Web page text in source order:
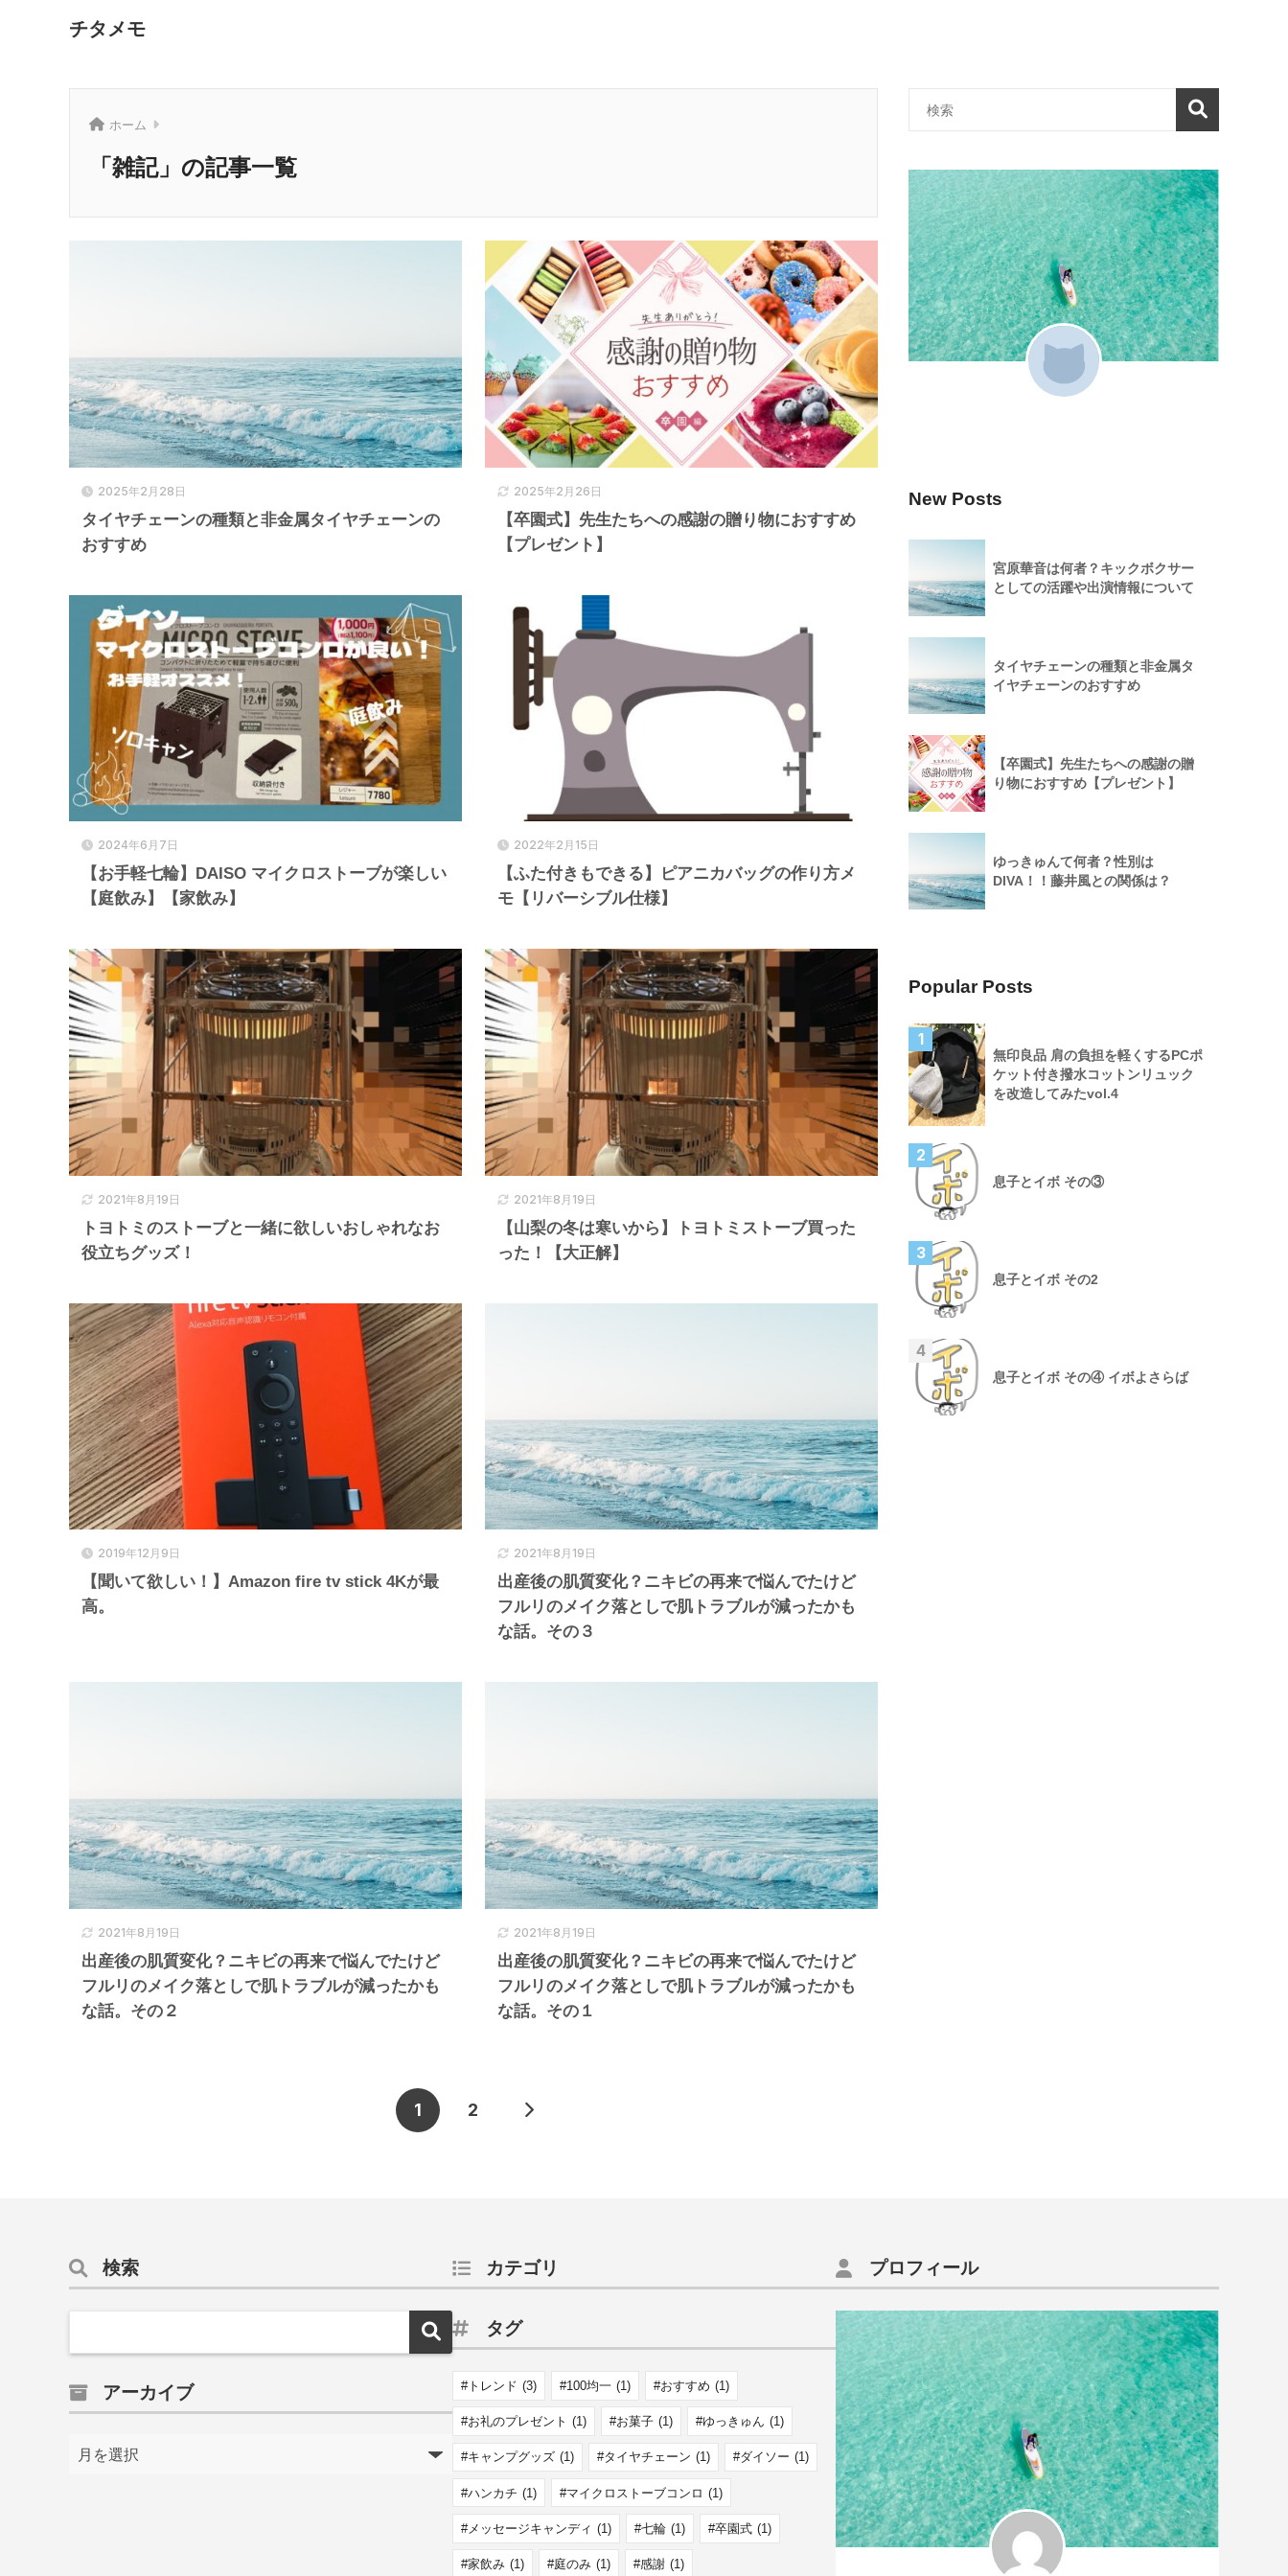
チタメモ
ホーム
「雑記」の記事一覧
2025年2月28日
タイヤチェーンの種類と非金属タイヤチェーンの
おすすめ
2025年2月26日
【卒園式】先生たちへの感謝の贈り物におすすめ
【プレゼント】
2024年6月7日
【お手軽七輪】DAISO マイクロストーブが楽しい
【庭飲み】【家飲み】
2022年2月15日
【ふた付きもできる】ピアニカバッグの作り方メ
モ【リバーシブル仕様】
2021年8月19日
トヨトミのストーブと一緒に欲しいおしゃれなお
役立ちグッズ！
2021年8月19日
【山梨の冬は寒いから】トヨトミストーブ買った
った！【大正解】
2019年12月9日
【聞いて欲しい！】Amazon fire tv stick 4Kが最
高。
2021年8月19日
出産後の肌質変化？ニキビの再来で悩んでたけど
フルリのメイク落としで肌トラブルが減ったかも
な話。その３
2021年8月19日
出産後の肌質変化？ニキビの再来で悩んでたけど
フルリのメイク落としで肌トラブルが減ったかも
な話。その２
2021年8月19日
出産後の肌質変化？ニキビの再来で悩んでたけど
フルリのメイク落としで肌トラブルが減ったかも
な話。その１
1 2
New Posts
宮原華音は何者？キックボクサー
としての活躍や出演情報について
タイヤチェーンの種類と非金属タ
イヤチェーンのおすすめ
【卒園式】先生たちへの感謝の贈
り物におすすめ【プレゼント】
ゆっきゅんて何者？性別は
DIVA！！藤井風との関係は？
Popular Posts
1
無印良品 肩の負担を軽くするPCポ
ケット付き撥水コットンリュック
を改造してみたvol.4
2
息子とイボ その③
3
息子とイボ その2
4
息子とイボ その④ イボよさらば
検索
アーカイブ
カテゴリ
タグ
トレンド (3) 100均一 (1) おすすめ (1)
お礼のプレゼント (1) お菓子 (1) ゆっきゅん (1)
キャンプグッズ (1) タイヤチェーン (1) ダイソー (1)
ハンカチ (1) マイクロストーブコンロ (1)
メッセージキャンディ (1) 七輪 (1) 卒園式 (1)
家飲み (1) 庭のみ (1) 感謝 (1)
プロフィール